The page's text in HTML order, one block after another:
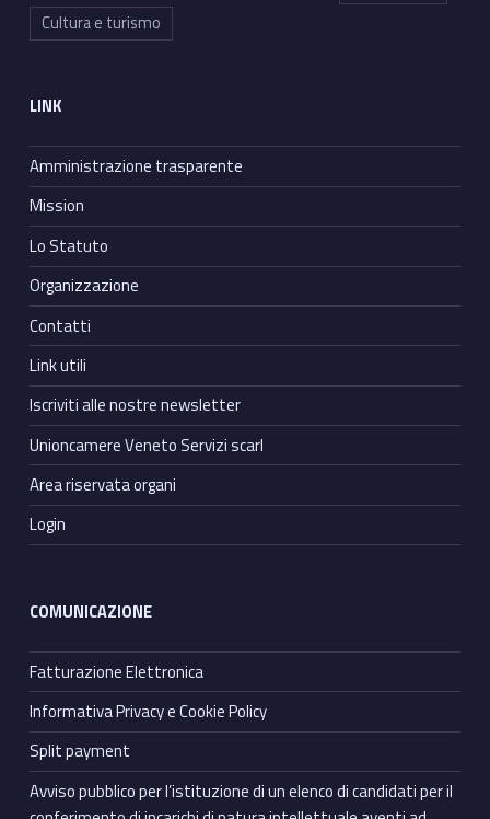
Cultura e turismo
LINK
Amministrazione trasparente
Mission
Lo Statuto
Organizzazione
Contatti
Link utili
Iscriviti alle nostre newsletter
Unioncamere Veneto Servizi scarl
Area riservata organi
Login
COMUNICAZIONE
Fatturazione Elettronica
Informativa Privacy e Cookie Policy
Split payment
Avviso pubblico per l’istituzione di un elenco di candidati per il